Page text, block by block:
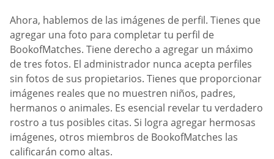
Ahora, hablemos de las imágenes de perfil. Tienes que
agregar una foto para completar tu perfil de
BookofMatches. Tiene derecho a agregar un máximo
de tres fotos. El administrador nunca acepta perfiles
sin fotos de sus propietarios. Tienes que proporcionar
imágenes reales que no muestren niños, padres,
hermanos o animales. Es esencial revelar tu verdadero
rostro a tus posibles citas. Si logra agregar hermosas
imágenes, otros miembros de BookofMatches las
calificarán como altas.